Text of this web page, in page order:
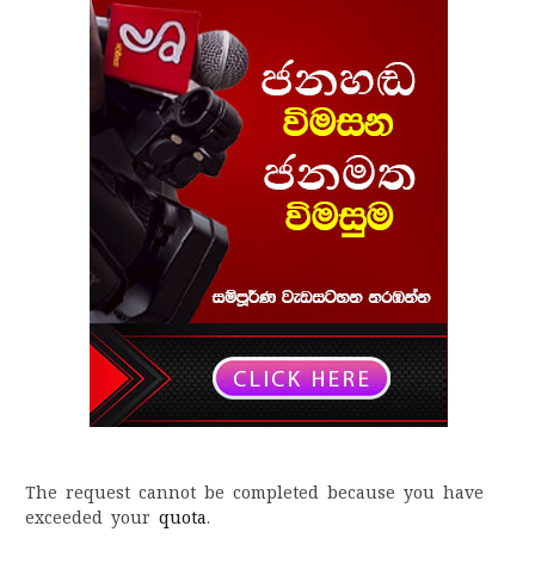
The request cannot be completed because you have
exceeded your quota.